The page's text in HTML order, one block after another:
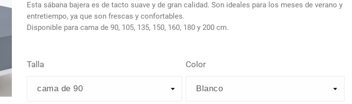
Esta sábana bajera es de tacto suave y de gran calidad. Son ideales para los meses de verano y
entretiempo, ya que son frescas y confortables.
Disponible para cama de 90, 105, 135, 150, 160, 180 y 200 cm.
Talla Color